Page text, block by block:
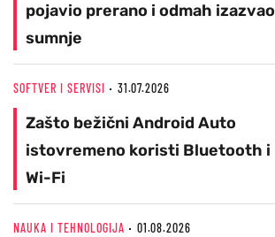
pojavio prerano i odmah izazvao
sumnje
SOFTVER I SERVISI 31.07.2026
Zašto bežični Android Auto
istovremeno koristi Bluetooth i
Wi-Fi
NAUKA I TEHNOLOGIJA 01.08.2026